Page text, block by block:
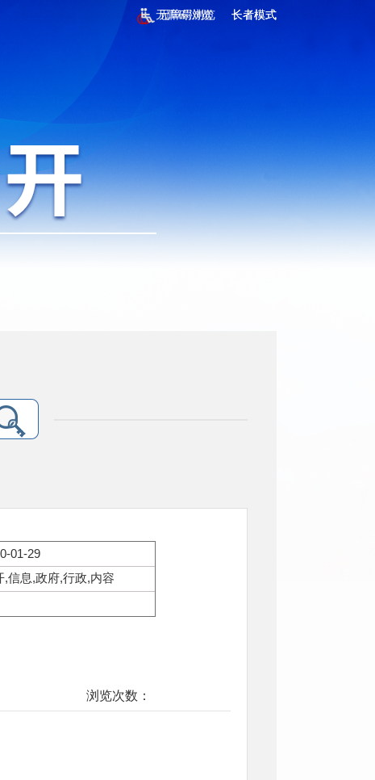
无障碍浏览 长者模式
无障碍浏览 长者模式
01-29
,信息,政府,行政,内容
浏览次数：